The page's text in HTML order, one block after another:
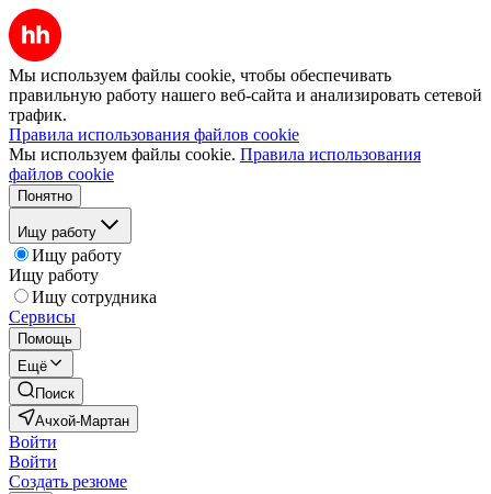
Мы используем файлы cookie, чтобы обеспечивать
правильную работу нашего веб-сайта и анализировать сетевой
трафик.
Правила использования файлов cookie
Мы используем файлы cookie. Правила использования
файлов cookie
Понятно
Ищу работу
Ищу работу
Ищу работу
Ищу сотрудника
Сервисы
Помощь
Ещё
Поиск
Ачхой-Мартан
Войти
Войти
Создать резюме